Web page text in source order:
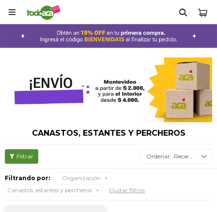

CANASTOS, ESTANTES Y PERCHEROS
Recientes
Filtrando por:
Organización
Canastos, estantes y percheros
Quitar filtros